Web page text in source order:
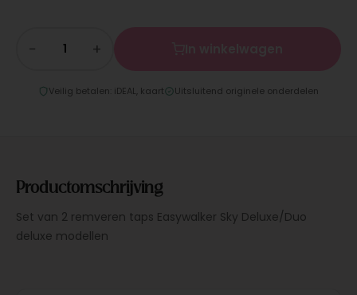
− +
Veilig betalen: iDEAL, kaart Uitsluitend originele onderdelen
Productomschrijving
Set van 2 remveren taps Easywalker Sky Deluxe/Duo
deluxe modellen